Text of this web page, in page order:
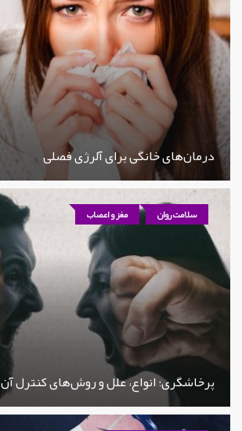
درمان‌های خانگی برای آلرژی فصلی
سلامت روان مغز و اعصاب
پرخاشگری؛ انواع، علل و روش‌های کنترل آن